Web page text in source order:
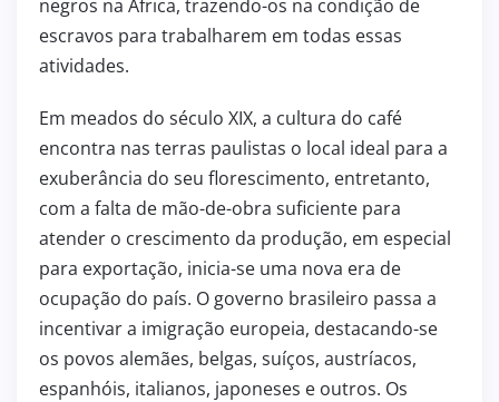
negros na África, trazendo-os na condição de
escravos para trabalharem em todas essas
atividades.
Em meados do século XIX, a cultura do café
encontra nas terras paulistas o local ideal para a
exuberância do seu florescimento, entretanto,
com a falta de mão-de-obra suficiente para
atender o crescimento da produção, em especial
para exportação, inicia-se uma nova era de
ocupação do país. O governo brasileiro passa a
incentivar a imigração europeia, destacando-se
os povos alemães, belgas, suíços, austríacos,
espanhóis, italianos, japoneses e outros. Os